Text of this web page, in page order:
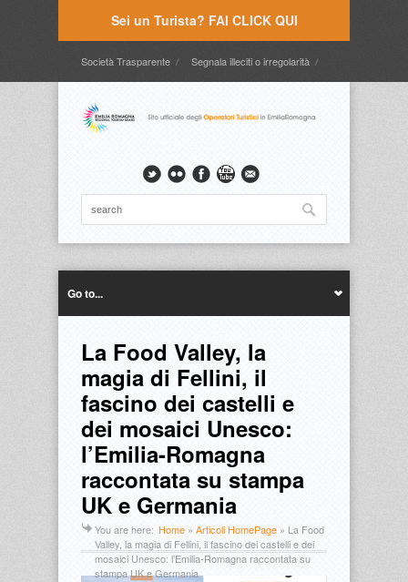
Sei un Turista? FAI CLICK QUI
Società Trasparente Segnala illeciti o irregolarità
Timbrature
Go to...
La Food Valley, la
magia di Fellini, il
fascino dei castelli e
dei mosaici Unesco:
l’Emilia-Romagna
raccontata su stampa
UK e Germania
You are here: Home » Articoli HomePage » La Food
Valley, la magia di Fellini, il fascino dei castelli e dei
mosaici Unesco: l’Emilia-Romagna raccontata su
stampa UK e Germania